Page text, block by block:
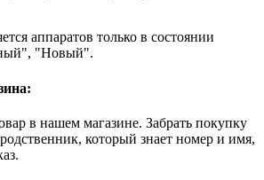
аппаратов только в состоянии
"Новый".
в нашем магазине. Забрать покупку
который знает номер и имя,